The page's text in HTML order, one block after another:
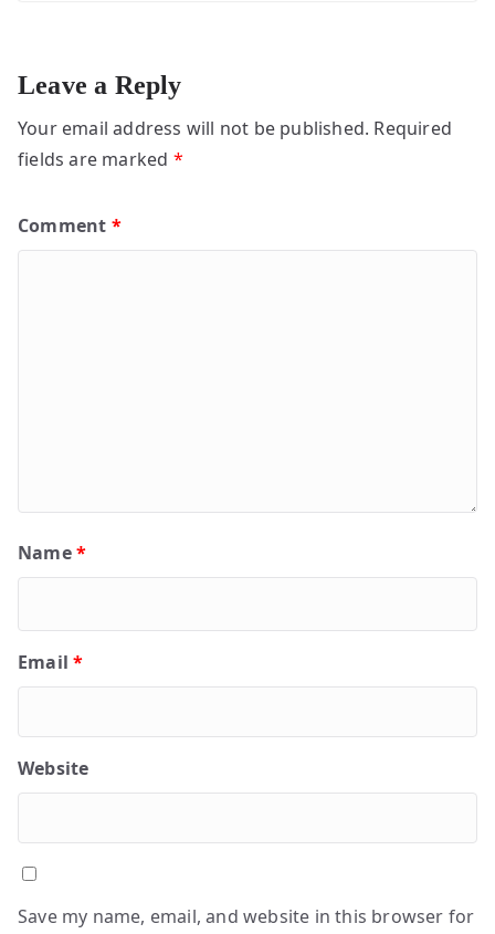
Leave a Reply
Your email address will not be published. Required
fields are marked *
Comment *
Name*
Email*
Website
Save my name, email, and website in this browser for